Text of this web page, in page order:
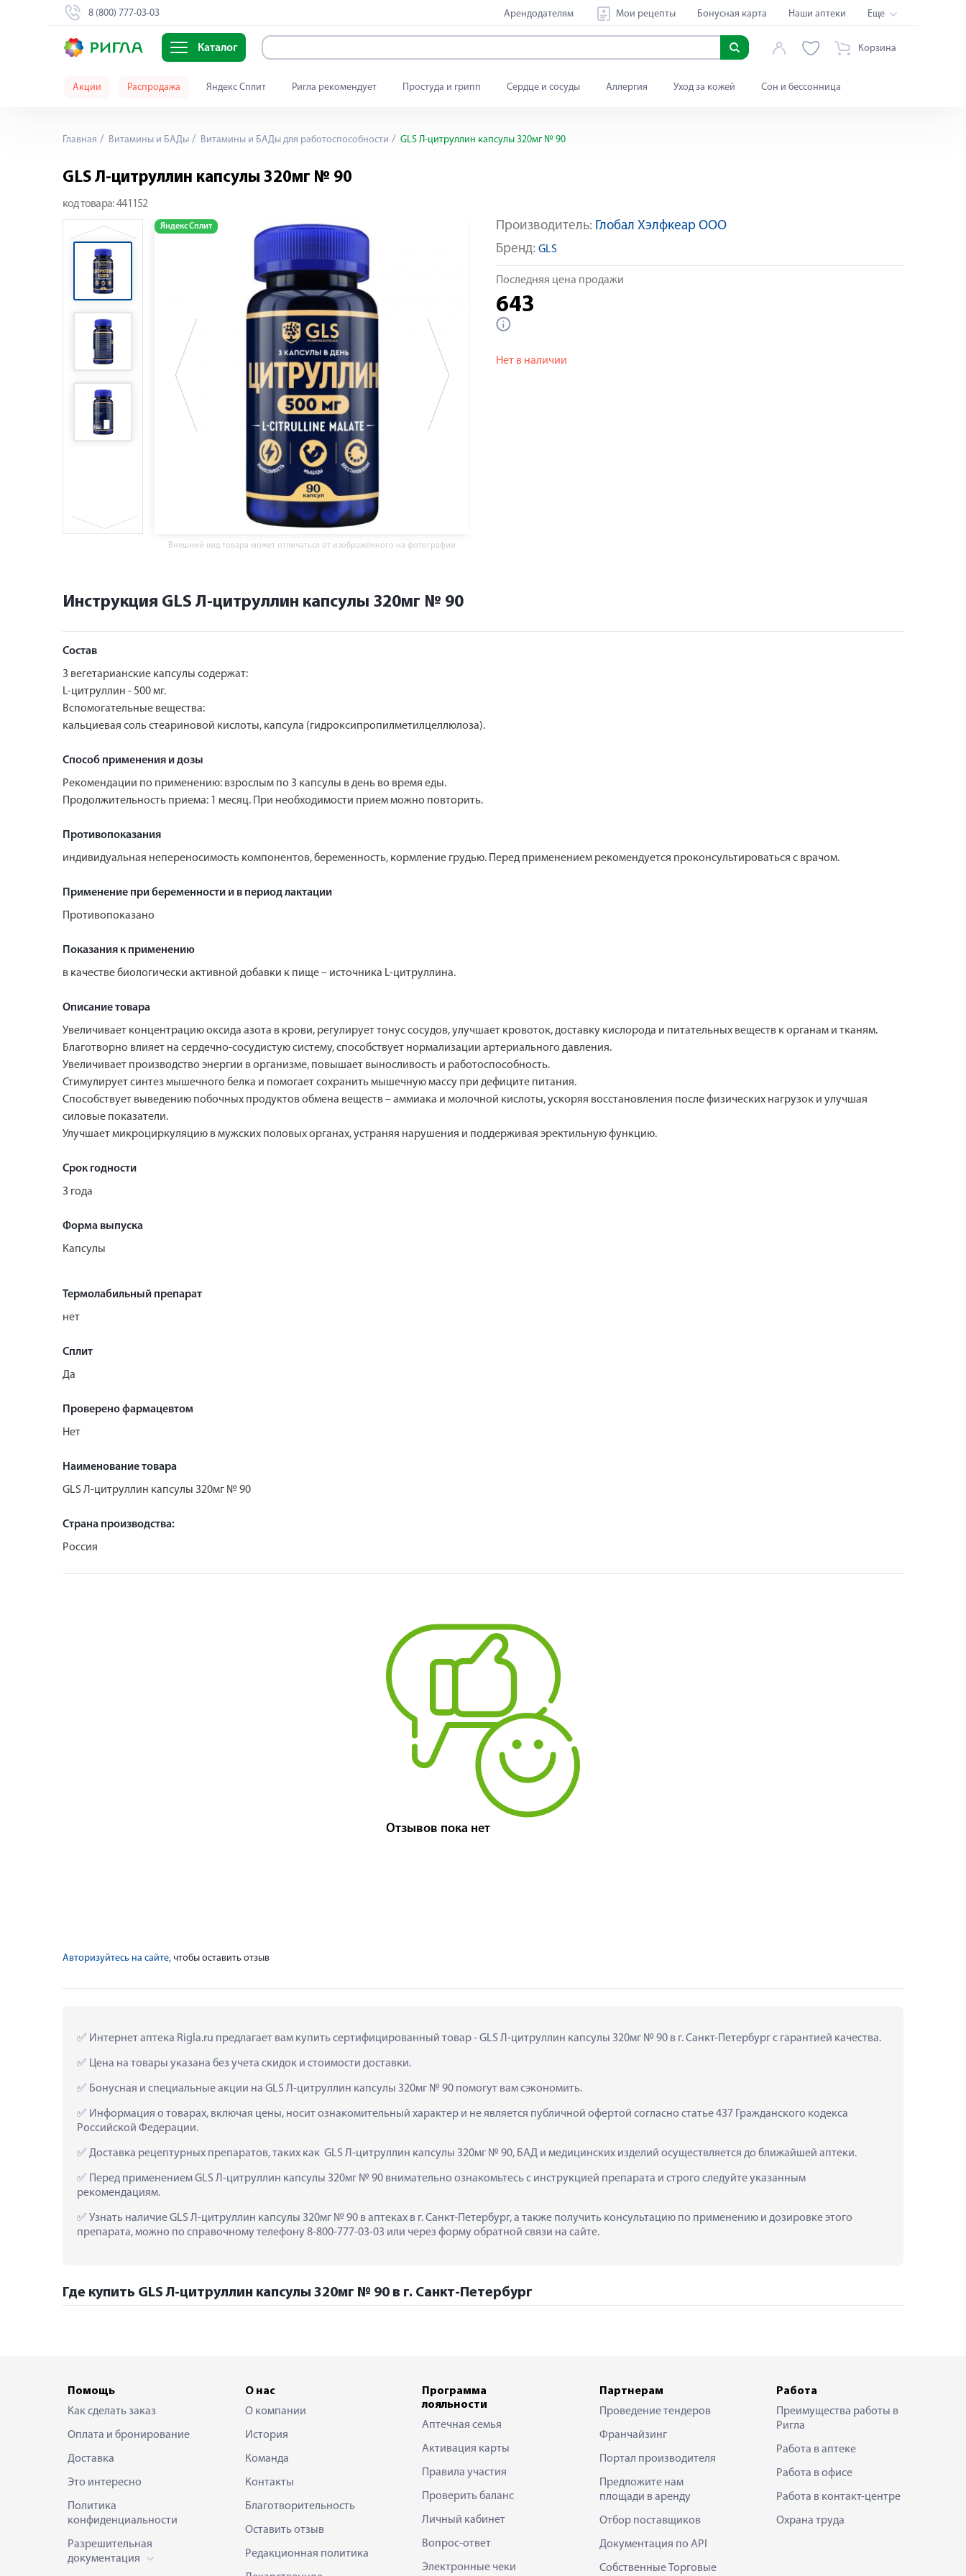
8 (800) 777-03-03 Арендодателям Мои рецепты Бонусная карта Наши аптеки Еще
Каталог Корзина
Акции Распродажа Яндекс Сплит Ригла рекомендует Простуда и грипп Сердце и сосуды Аллергия Уход за кожей Сон и бессонница
Главная Витамины и БАДы Витамины и БАДы для работоспособности GLS Л-цитруллин капсулы 320мг № 90
GLS Л-цитруллин капсулы 320мг № 90
код товара: 441152
Яндекс Сплит Яндекс Сплит
Внешний вид товара может отличаться от изображённого на фотографии
Производитель: Глобал Хэлфкеар ООО
Бренд: GLS
Последняя цена продажи
643
Нет в наличии
Инструкция GLS Л-цитруллин капсулы 320мг № 90
Состав
3 вегетарианские капсулы содержат:
L-цитруллин - 500 мг.
Вспомогательные вещества:
кальциевая соль стеариновой кислоты, капсула (гидроксипропилметилцеллюлоза).
Способ применения и дозы
Рекомендации по применению: взрослым по 3 капсулы в день во время еды.
Продолжительность приема: 1 месяц. При необходимости прием можно повторить.
Противопоказания
индивидуальная непереносимость компонентов, беременность, кормление грудью. Перед применением рекомендуется проконсультироваться с врачом.
Применение при беременности и в период лактации
Противопоказано
Показания к применению
в качестве биологически активной добавки к пище – источника L-цитруллина.
Описание товара
Увеличивает концентрацию оксида азота в крови, регулирует тонус сосудов, улучшает кровоток, доставку кислорода и питательных веществ к органам и тканям.
Благотворно влияет на сердечно-сосудистую систему, способствует нормализации артериального давления.
Увеличивает производство энергии в организме, повышает выносливость и работоспособность.
Стимулирует синтез мышечного белка и помогает сохранить мышечную массу при дефиците питания.
Способствует выведению побочных продуктов обмена веществ – аммиака и молочной кислоты, ускоряя восстановления после физических нагрузок и улучшая
силовые показатели.
Улучшает микроциркуляцию в мужских половых органах, устраняя нарушения и поддерживая эректильную функцию.
Срок годности
3 года
Форма выпуска
Капсулы
Термолабильный препарат
нет
Сплит
Да
Проверено фармацевтом
Нет
Наименование товара
GLS Л-цитруллин капсулы 320мг № 90
Страна производства:
Россия
Отзывов пока нет
Авторизуйтесь на сайте, чтобы оставить отзыв
Интернет аптека Rigla.ru предлагает вам купить сертифицированный товар - GLS Л-цитруллин капсулы 320мг № 90 в г. Санкт-Петербург с гарантией качества.
Цена на товары указана без учета скидок и стоимости доставки.
Бонусная и специальные акции на GLS Л-цитруллин капсулы 320мг № 90 помогут вам сэкономить.
Информация о товарах, включая цены, носит ознакомительный характер и не является публичной офертой согласно статье 437 Гражданского кодекса
Российской Федерации.
Доставка рецептурных препаратов, таких как  GLS Л-цитруллин капсулы 320мг № 90, БАД и медицинских изделий осуществляется до ближайшей аптеки.
Перед применением GLS Л-цитруллин капсулы 320мг № 90 внимательно ознакомьтесь с инструкцией препарата и строго следуйте указанным
рекомендациям.
Узнать наличие GLS Л-цитруллин капсулы 320мг № 90 в аптеках в г. Санкт-Петербург, а также получить консультацию по применению и дозировке этого
препарата, можно по справочному телефону 8-800-777-03-03 или через форму обратной связи на сайте.
Где купить GLS Л-цитруллин капсулы 320мг № 90 в г. Санкт-Петербург
Помощь
Как сделать заказ
Оплата и бронирование
Доставка
Это интересно
Политика
конфиденциальности
Разрешительная
документация
О нас
О компании
История
Команда
Контакты
Благотворительность
Оставить отзыв
Редакционная политика
Программа
лояльности
Аптечная семья
Активация карты
Правила участия
Проверить баланс
Личный кабинет
Вопрос-ответ
Электронные чеки
Партнерам
Проведение тендеров
Франчайзинг
Портал производителя
Предложите нам
площади в аренду
Отбор поставщиков
Документация по API
Собственные Торговые
Работа
Преимущества работы в
Ригла
Работа в аптеке
Работа в офисе
Работа в контакт-центре
Охрана труда